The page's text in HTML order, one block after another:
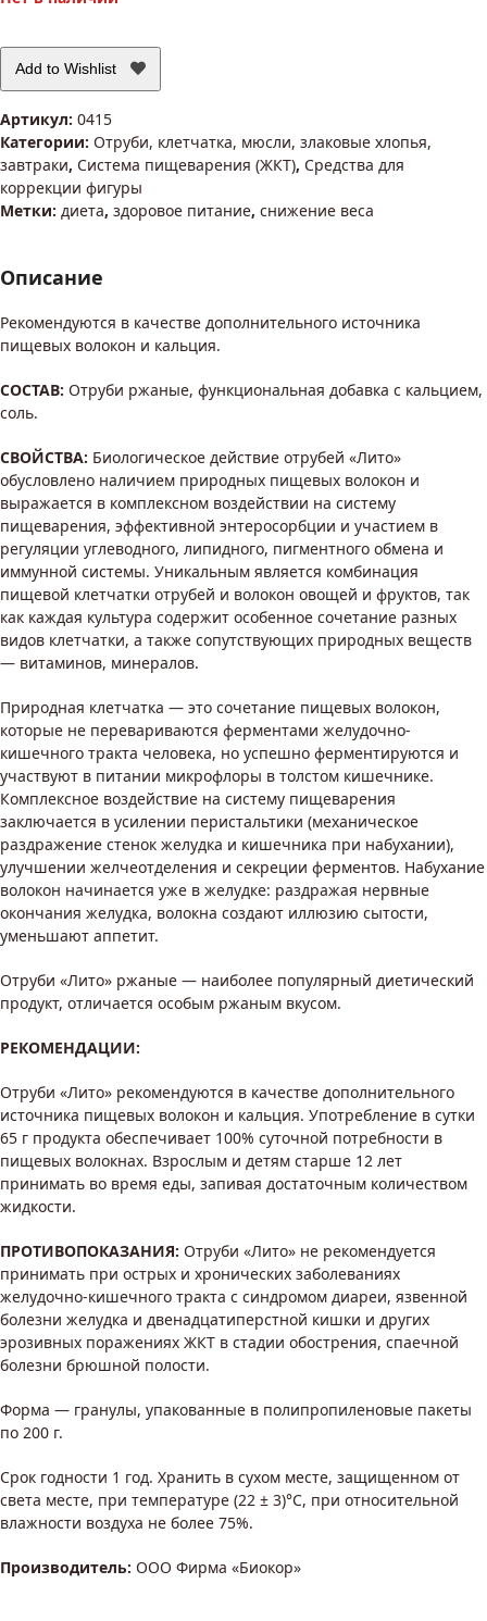
5
Add to Wishlist
Артикул: 0415
Категории: Отруби, клетчатка, мюсли, злаковые хлопья,
завтраки, Система пищеварения (ЖКТ), Средства для
коррекции фигуры
Метки: диета, здоровое питание, снижение веса
Описание
Рекомендуются в качестве дополнительного источника
пищевых волокон и кальция.
СОСТАВ: Отруби ржаные, функциональная добавка с кальцием,
соль.
СВОЙСТВА: Биологическое действие отрубей «Лито»
обусловлено наличием природных пищевых волокон и
выражается в комплексном воздействии на систему
пищеварения, эффективной энтеросорбции и участием в
регуляции углеводного, липидного, пигментного обмена и
иммунной системы. Уникальным является комбинация
пищевой клетчатки отрубей и волокон овощей и фруктов, так
как каждая культура содержит особенное сочетание разных
видов клетчатки, а также сопутствующих природных веществ
— витаминов, минералов.
Природная клетчатка — это сочетание пищевых волокон,
которые не перевариваются ферментами желудочно-
кишечного тракта человека, но успешно ферментируются и
участвуют в питании микрофлоры в толстом кишечнике.
Комплексное воздействие на систему пищеварения
заключается в усилении перистальтики (механическое
раздражение стенок желудка и кишечника при набухании),
улучшении желчеотделения и секреции ферментов. Набухание
волокон начинается уже в желудке: раздражая нервные
окончания желудка, волокна создают иллюзию сытости,
уменьшают аппетит.
Отруби «Лито» ржаные — наиболее популярный диетический
продукт, отличается особым ржаным вкусом.
РЕКОМЕНДАЦИИ:
Отруби «Лито» рекомендуются в качестве дополнительного
источника пищевых волокон и кальция. Употребление в сутки
65 г продукта обеспечивает 100% суточной потребности в
пищевых волокнах. Взрослым и детям старше 12 лет
принимать во время еды, запивая достаточным количеством
жидкости.
ПРОТИВОПОКАЗАНИЯ: Отруби «Лито» не рекомендуется
принимать при острых и хронических заболеваниях
желудочно-кишечного тракта с синдромом диареи, язвенной
болезни желудка и двенадцатиперстной кишки и других
эрозивных поражениях ЖКТ в стадии обострения, спаечной
болезни брюшной полости.
Форма — гранулы, упакованные в полипропиленовые пакеты
по 200 г.
Срок годности 1 год. Хранить в сухом месте, защищенном от
света месте, при температуре (22 ± 3)°С, при относительной
влажности воздуха не более 75%.
Производитель: ООО Фирма «Биокор»